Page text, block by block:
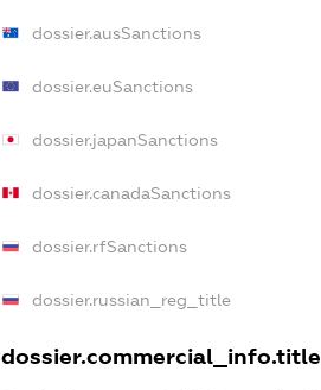
dossier.ausSanctions
dossier.euSanctions
dossier.japanSanctions
dossier.canadaSanctions
dossier.rfSanctions
dossier.russian_reg_title
dossier.commercial_info.title